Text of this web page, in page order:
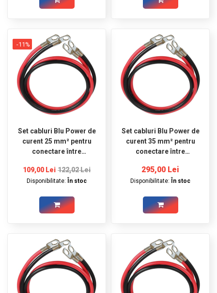
-11%
Set cabluri Blu Power de
curent 25 mm² pentru
conectare între
m roșu şi 1 m negru,
ocheti Ø8
109,00 Lei 122,02 Lei
Disponibilitate: În stoc
Set cabluri Blu Power de
curent 35 mm² pentru
conectare între
m roșu şi 2 m negru,
ocheti Ø8
295,00 Lei
Disponibilitate: În stoc